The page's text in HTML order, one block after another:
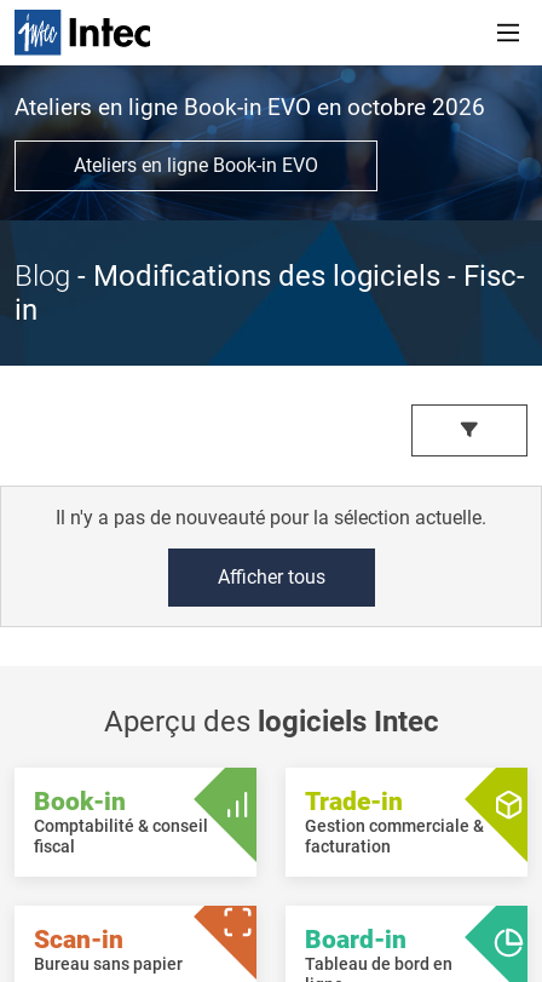
Ateliers en ligne Book-in EVO en octobre 2026
Ateliers en ligne Book-in EVO
Blog - Modifications des logiciels - Fisc-
in
Il n'y a pas de nouveauté pour la sélection actuelle.
Afficher tous
Aperçu des logiciels Intec
Book-in
Comptabilité & conseil
fiscal
Trade-in
Gestion commerciale &
facturation
Scan-in
Bureau sans papier
Board-in
Tableau de bord en